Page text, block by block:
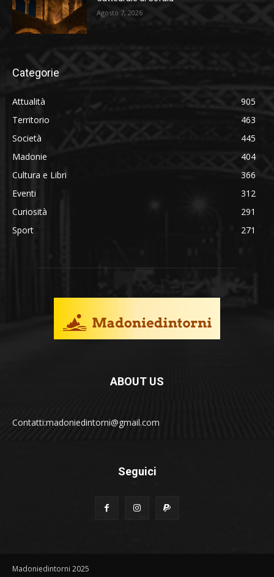
Agosto 7, 2026
Categorie
Attualità
905
Territorio
463
Società
445
Madonie
404
Cultura e Libri
366
Eventi
312
Curiosità
291
Sport
271
ABOUT US
Contatti:madoniedintorni@gmail.com
Seguici
Madoniedintorni 2025